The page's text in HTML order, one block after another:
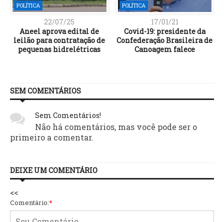
POLÍTICA
22/07/25
Aneel aprova edital de
leilão para contratação de
pequenas hidrelétricas
POLÍTICA
17/01/21
Covid-19: presidente da
Confederação Brasileira de
Canoagem falece
SEM COMENTÁRIOS
Sem Comentários!
Não há comentários, mas você pode ser o
primeiro a comentar.
DEIXE UM COMENTÁRIO
<<
Comentário:*